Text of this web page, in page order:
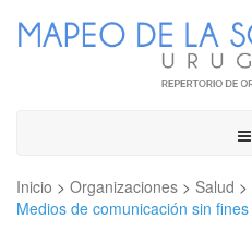
Inicio > Organizaciones > Salud >
Medios de comunicación sin